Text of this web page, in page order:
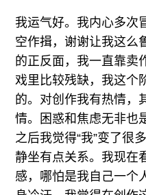
我运气好。我内心多
空作揖，谢谢让我这么
的正反面，我一直靠卖
戏里比较残缺，我这个
的。对创作我有热情，
情。困惑和焦虑无非也
之后我觉得“我”变了很
静坐有点关系。我现在
感，哪怕是我自己一个